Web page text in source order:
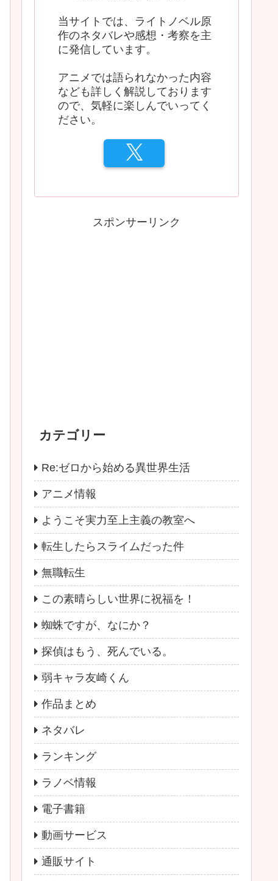
当サイトでは、ライトノベル原
作のネタバレや感想・考察を主
に発信しています。
アニメでは語られなかった内容
なども詳しく解説しております
ので、気軽に楽しんでいってく
ださい。
スポンサーリンク
カテゴリー
Re:ゼロから始める異世界生活
アニメ情報
ようこそ実力至上主義の教室へ
転生したらスライムだった件
無職転生
この素晴らしい世界に祝福を！
蜘蛛ですが、なにか？
探偵はもう、死んでいる。
弱キャラ友崎くん
作品まとめ
ネタバレ
ランキング
ラノベ情報
電子書籍
動画サービス
通販サイト